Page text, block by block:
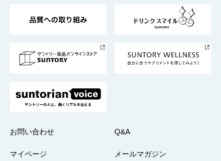
採用情報
お問い合わせ Q&A
マイページ メールマガジン